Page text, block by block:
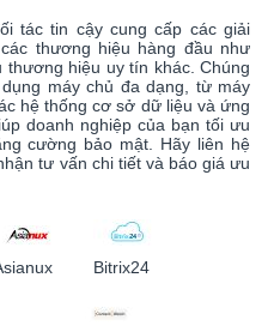
tác tin cậy cung cấp các giải
thương hiệu hàng đầu như
thương hiệu uy tín khác. Chúng
máy chủ đa dạng, từ máy
hệ thống cơ sở dữ liệu và ứng
doanh nghiệp của bạn tối ưu
cường bảo mật. Hãy liên hệ
tư vấn chi tiết và báo giá ưu
Bitrix24